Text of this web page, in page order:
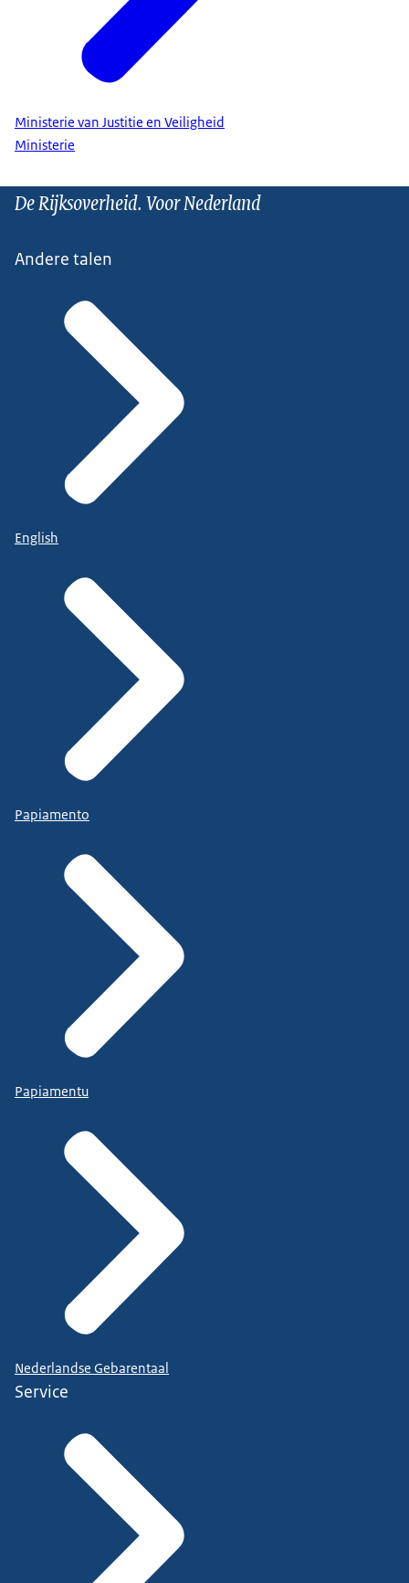
Ministerie van Justitie en Veiligheid
Ministerie
De Rijksoverheid. Voor Nederland
Andere talen
English
Papiamento
Papiamentu
Nederlandse Gebarentaal
Service